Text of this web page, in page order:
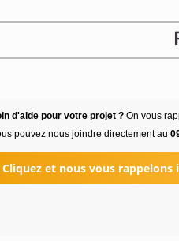
d'aide pour votre projet ?On vous
pouvez nous joindre directement au
et nous vous